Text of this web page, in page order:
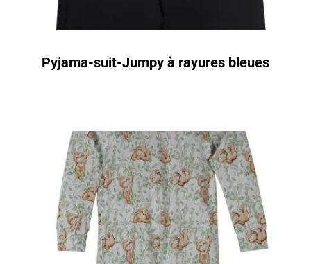
Pyjama-suit-Jumpy à rayures bleues